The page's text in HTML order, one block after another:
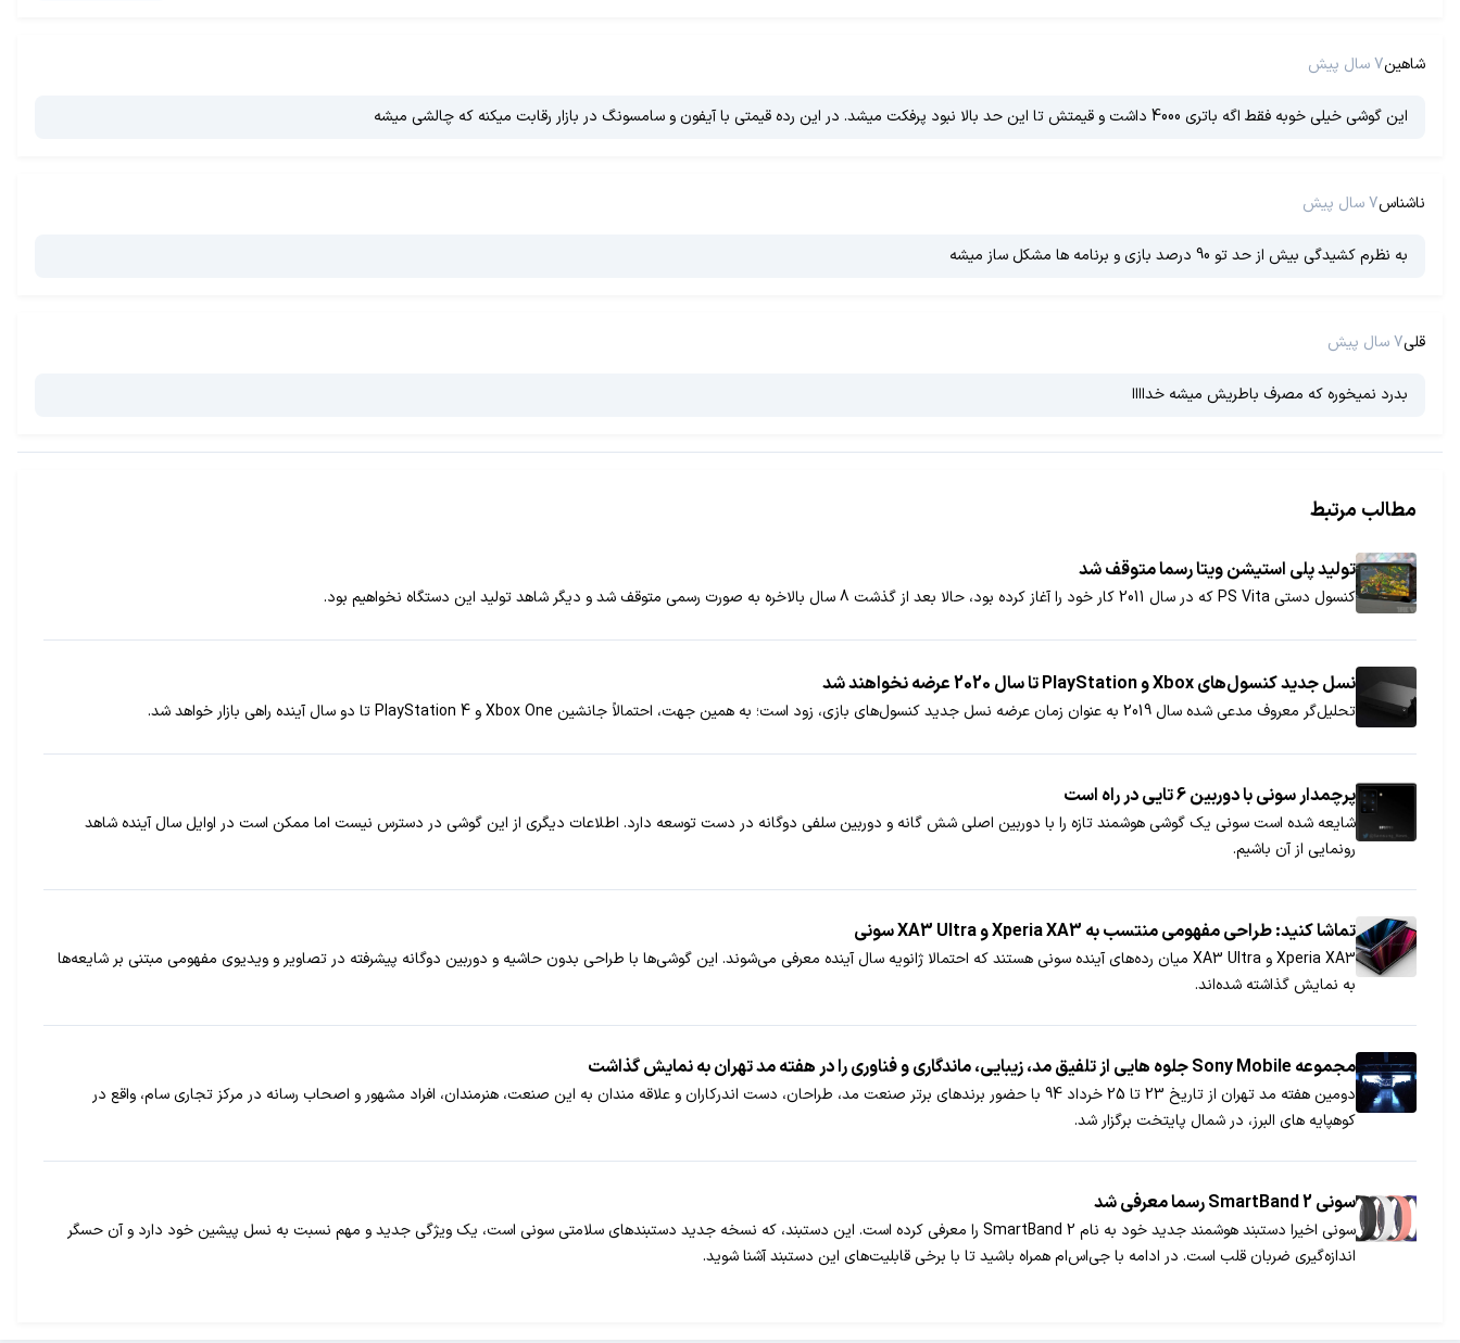
شاهین7 سال پیش
این گوشی خیلی خوبه فقط اگه باتری 4000 داشت و قیمتش تا این حد بالا نبود پرفکت میشد. در این رده قیمتی با آیفون و سامسونگ در بازار رقابت میکنه که چالشی میشه
ناشناس7 سال پیش
به نظرم کشیدگی بیش از حد تو 90 درصد بازی و برنامه ها مشکل ساز میشه
قلی7 سال پیش
بدرد نمیخوره که مصرف باطریش میشه خداااا
مطالب مرتبط
تولید پلی استیشن ویتا رسما متوقف شد
کنسول دستی PS Vita که در سال 2011 کار خود را آغاز کرده بود، حالا بعد از گذشت 8 سال بالاخره به صورت رسمی متوقف شد و دیگر شاهد تولید این دستگاه نخواهیم بود.
نسل جدید کنسول‌های Xbox و PlayStation تا سال 2020 عرضه نخواهند شد
تحلیل‌گر معروف مدعی شده سال 2019 به عنوان زمان عرضه نسل جدید کنسول‌های بازی، زود است؛ به همین جهت، احتمالاً جانشین Xbox One و PlayStation 4 تا دو سال آینده راهی بازار خواهد شد.
پرچمدار سونی با دوربین 6 تایی در راه است
شایعه شده است سونی یک گوشی هوشمند تازه را با دوربین اصلی شش گانه و دوربین سلفی دوگانه در دست توسعه دارد. اطلاعات دیگری از این گوشی در دسترس نیست اما ممکن است در اوایل سال آینده شاهد
رونمایی از آن باشیم.
تماشا کنید: طراحی مفهومی منتسب به Xperia XA3 و XA3 Ultra سونی
Xperia XA3 و XA3 Ultra میان رده‌های آینده سونی هستند که احتمالا ژانویه سال آینده معرفی می‌شوند. این گوشی‌ها با طراحی بدون حاشیه و دوربین دوگانه پیشرفته در تصاویر و ویدیوی مفهومی مبتنی بر شایعه‌ها
به نمایش گذاشته شده‌اند.
مجموعه Sony Mobile جلوه‌ هایی از تلفیق مد، زیبایی، ماندگاری و فناوری را در هفته مد تهران به نمایش گذاشت
دومین هفته مد تهران از تاریخ 23 تا 25 خرداد 94 با حضور برندهای برتر صنعت مد، طراحان، دست‌ اندرکاران و علاقه‌ مندان به این صنعت، هنرمندان، افراد مشهور و اصحاب رسانه در مرکز تجاری سام، واقع در
کوهپایه‌ های البرز، در شمال پایتخت برگزار شد.
سونی SmartBand 2 رسما معرفی شد
سونی اخیرا دستبند هوشمند جدید خود به نام SmartBand 2 را معرفی کرده است. این دستبند، که نسخه جدید دستبندهای سلامتی سونی است، یک ویژگی جدید و مهم نسبت به نسل پیشین خود دارد و آن حسگر
اندازه‌گیری ضربان قلب است. در ادامه با جی‌اس‌ام همراه باشید تا با برخی قابلیت‌های این دستبند آشنا شوید.